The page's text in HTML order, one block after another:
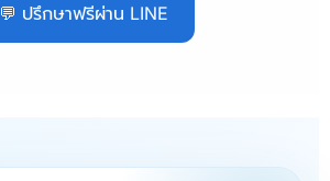
💬 ปรึกษาฟรีผ่าน LINE